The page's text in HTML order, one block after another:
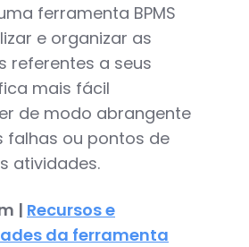
ferramenta BPMS
e organizar as
referentes a seus
mais fácil
de modo abrangente
falhas ou pontos de
atividades.
| Recursos e
da ferramenta